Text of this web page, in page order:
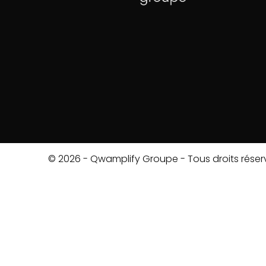
© 2026 - Qwamplify Groupe - Tous droits